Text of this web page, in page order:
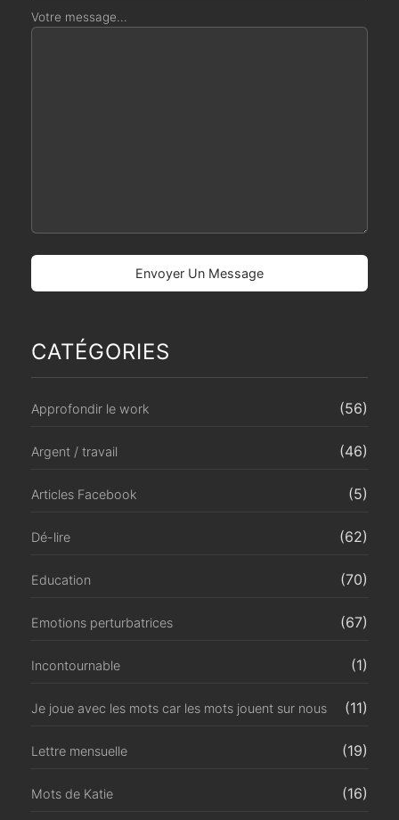
Votre message...
CATÉGORIES
Approfondir le work (56)
Argent / travail (46)
Articles Facebook (5)
Dé-lire (62)
Education (70)
Emotions perturbatrices (67)
Incontournable (1)
Je joue avec les mots car les mots jouent sur nous (11)
Lettre mensuelle (19)
Mots de Katie (16)